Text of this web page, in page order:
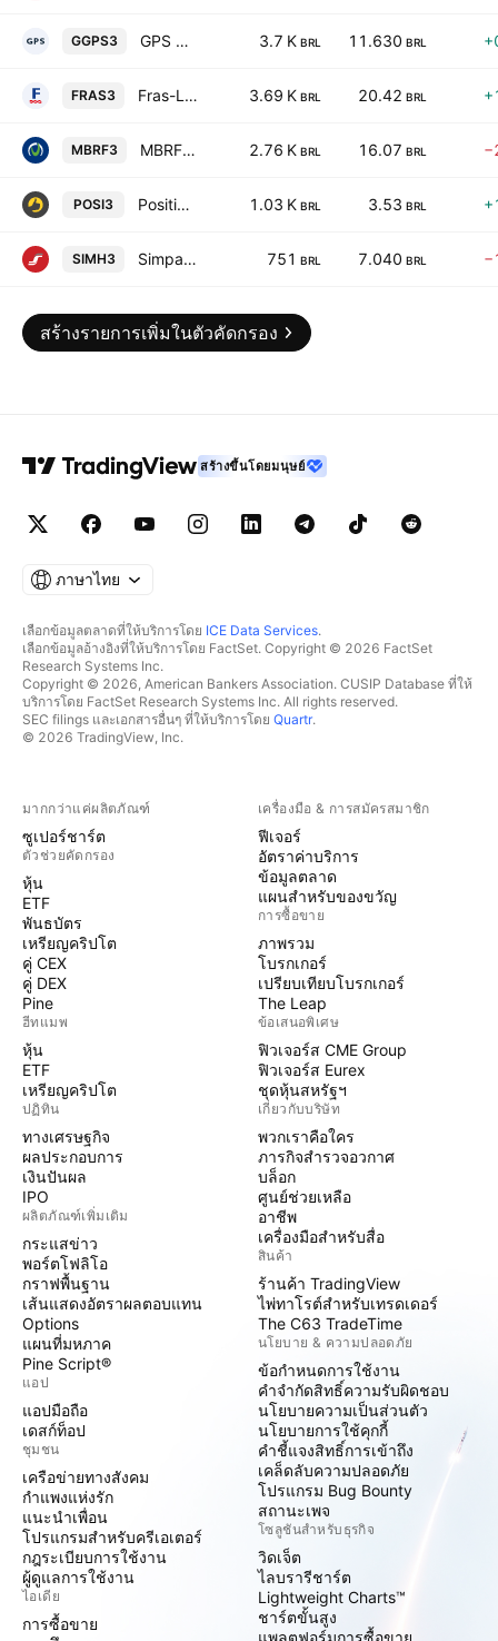
GGPS3 GPS Participacoes e Empreendimentos SA 3.7 K BRL 11.630 BRL
FRAS3 Fras-Le S.A. 3.69 K BRL 20.42 BRL
MBRF3 MBRF Global Foods Company S.A. 2.76 K BRL 16.07 BRL
POSI3 Positivo Tecnologia SA 1.03 K BRL 3.53 BRL
SIMH3 Simpar SA 751 BRL 7.040 BRL
สร้างรายการเพิ่มในตัวคัดกรอง
สร้างขึ้นโดยมนุษย์
ภาษาไทย
เลือกข้อมูลตลาดที่ให้บริการโดย ICE Data Services.
เลือกข้อมูลอ้างอิงที่ให้บริการโดย FactSet. Copyright © 2026 FactSet
Research Systems Inc.
Copyright © 2026, American Bankers Association. CUSIP Database ที่ให้
บริการโดย FactSet Research Systems Inc. All rights reserved.
SEC filings และเอกสารอื่นๆ ที่ให้บริการโดย Quartr.
© 2026 TradingView, Inc.
มากกว่าแค่ผลิตภัณฑ์
ซูเปอร์ชาร์ต
ตัวช่วยคัดกรอง
หุ้น
ETF
พันธบัตร
เหรียญคริปโต
คู่ CEX
คู่ DEX
Pine
ฮีทแมพ
หุ้น
ETF
เหรียญคริปโต
ปฏิทิน
ทางเศรษฐกิจ
ผลประกอบการ
เงินปันผล
IPO
ผลิตภัณฑ์เพิ่มเติม
กระแสข่าว
พอร์ตโฟลิโอ
กราฟพื้นฐาน
เส้นแสดงอัตราผลตอบแทน
Options
แผนที่มหภาค
Pine Script®
แอป
แอปมือถือ
เดสก์ท็อป
ชุมชน
เครือข่ายทางสังคม
กำแพงแห่งรัก
แนะนำเพื่อน
โปรแกรมสำหรับครีเอเตอร์
กฎระเบียบการใช้งาน
ผู้ดูแลการใช้งาน
ไอเดีย
การซื้อขาย
เครื่องมือ & การสมัครสมาชิก
ฟีเจอร์
อัตราค่าบริการ
ข้อมูลตลาด
แผนสำหรับของขวัญ
การซื้อขาย
ภาพรวม
โบรกเกอร์
เปรียบเทียบโบรกเกอร์
The Leap
ข้อเสนอพิเศษ
ฟิวเจอร์ส CME Group
ฟิวเจอร์ส Eurex
ชุดหุ้นสหรัฐฯ
เกี่ยวกับบริษัท
พวกเราคือใคร
ภารกิจสำรวจอวกาศ
บล็อก
ศูนย์ช่วยเหลือ
อาชีพ
เครื่องมือสำหรับสื่อ
สินค้า
ร้านค้า TradingView
ไพ่ทาโรต์สำหรับเทรดเดอร์
The C63 TradeTime
นโยบาย & ความปลอดภัย
ข้อกำหนดการใช้งาน
คำจำกัดสิทธิ์ความรับผิดชอบ
นโยบายความเป็นส่วนตัว
นโยบายการใช้คุกกี้
คำชี้แจงสิทธิ์การเข้าถึง
เคล็ดลับความปลอดภัย
โปรแกรม Bug Bounty
สถานะเพจ
โซลูชันสำหรับธุรกิจ
วิดเจ็ต
ไลบรารีชาร์ต
Lightweight Charts™
ชาร์ตขั้นสูง
แพลตฟอร์มการซื้อขาย